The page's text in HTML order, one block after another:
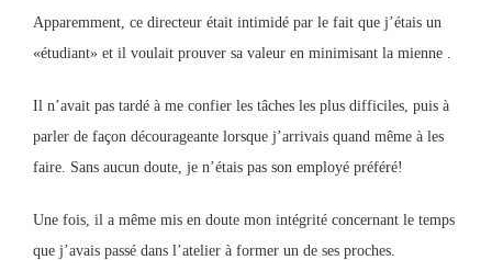
Apparemment, ce directeur était intimidé par le fait que j’étais un
«étudiant» et il voulait prouver sa valeur en minimisant la mienne .
Il n’avait pas tardé à me confier les tâches les plus difficiles, puis à
parler de façon décourageante lorsque j’arrivais quand même à les
faire. Sans aucun doute, je n’étais pas son employé préféré!
Une fois, il a même mis en doute mon intégrité concernant le temps
que j’avais passé dans l’atelier à former un de ses proches.